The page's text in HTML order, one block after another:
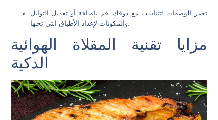
تغيير الوصفات لتتناسب مع ذوقك. قم بإضافة أو تعديل التوابل
مزايا تقنية المقلاة الهوائية
الذكية